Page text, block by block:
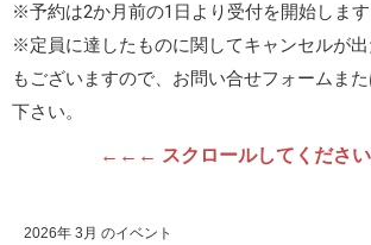
※予約は2か月前の1日より受付を開始します
※定員に達したものに関してキャンセルが
もございますので、お問い合せフォームま
下さい。
←←← スクロールしてくださ
2026年 3月 のイベント